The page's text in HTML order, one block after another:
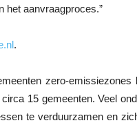
het aanvraagproces.”
.
zero-emissiezones
15 gemeenten. Veel
te verduurzamen en